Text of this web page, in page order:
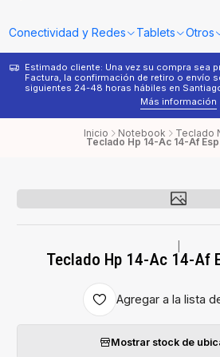
Conectividad y Redes Tablets Otros
Estimado cliente: Una vez su compra sea
Factura, la confirmación de retiro o envío
siguientes 24-48 horas hábiles en
Más información
Inicio Notebook Teclado
Teclado Hp 14-Ac 14-Af
Teclado Hp 14-Ac 14-Af
Agregar a la lista
Mostrar stock de